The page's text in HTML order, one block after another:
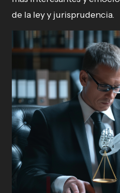
de la ley y jurisprudencia.